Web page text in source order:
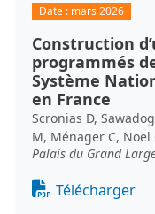
Date : mars 2026
Construction
programmés
Système
en France
Scronias D,
M, Ménager C, Noel
Palais du Grand
Document
Télécharger